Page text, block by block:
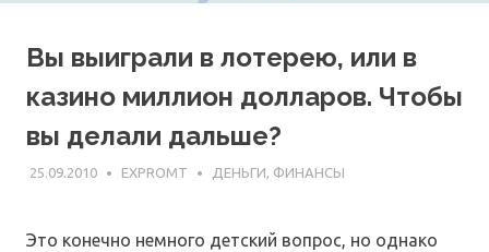
Вы выиграли в лотерею, или в
казино миллион долларов. Чтобы
вы делали дальше?
25.09.2010 EXPROMT ДЕНЬГИ, ФИНАНСЫ
Это конечно немного детский вопрос, но однако